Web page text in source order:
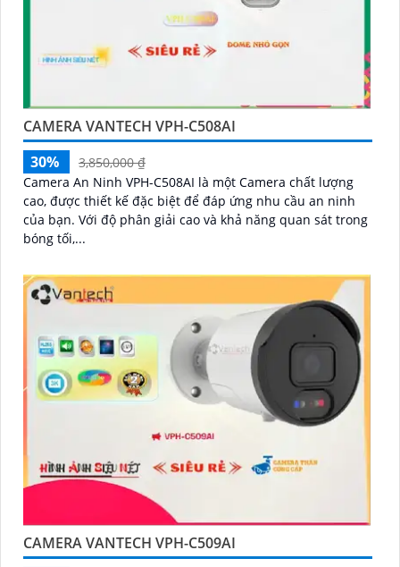
CAMERA VANTECH VPH-C508AI
30%
3,850,000 ₫
Camera An Ninh VPH-C508AI là một Camera chất lượng
cao, được thiết kế đặc biệt để đáp ứng nhu cầu an ninh
của bạn. Với độ phân giải cao và khả năng quan sát trong
bóng tối,...
CAMERA VANTECH VPH-C509AI